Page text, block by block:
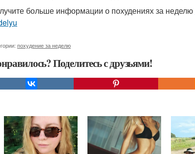
больше информации о похудениях за неделю
похудение за неделю
Поделитесь с друзьями!